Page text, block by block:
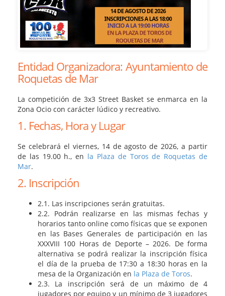
Entidad Organizadora: Ayuntamiento de
Roquetas de Mar
La competición de 3x3 Street Basket se enmarca en la
Zona Ocio con carácter lúdico y recreativo.
1. Fechas, Hora y Lugar
Se celebrará el viernes, 14 de agosto de 2026, a partir
de las 19.00 h., en la Plaza de Toros de Roquetas de
Mar.
2. Inscripción
2.1. Las inscripciones serán gratuitas.
2.2. Podrán realizarse en las mismas fechas y
horarios tanto online como físicas que se exponen
en las Bases Generales de participación en las
XXXVIII 100 Horas de Deporte – 2026. De forma
alternativa se podrá realizar la inscripción física
el día de la prueba de 17:30 a 18:30 horas en la
mesa de la Organización en la Plaza de Toros.
2.3. La inscripción será de un máximo de 4
jugadores por equipo y un mínimo de 3 jugadores